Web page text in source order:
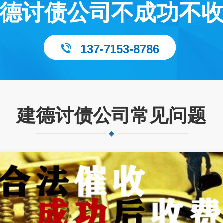
讨债公司不成功不
137-7153-8786
建德讨债公司常见问题